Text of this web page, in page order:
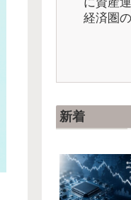
経済圏
新着